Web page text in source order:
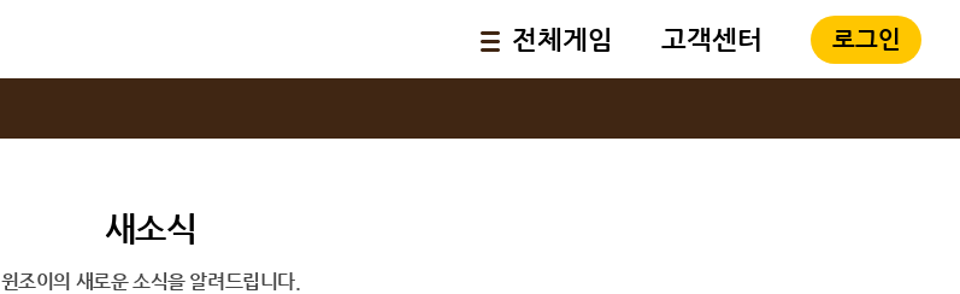
전체게임 고객센터
새소식
윈조이의 새로운 소식을 알려드립니다.